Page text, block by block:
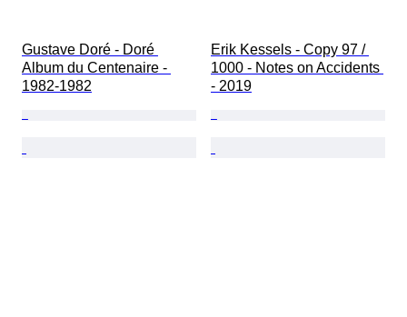
Gustave Doré - Doré
Album du Centenaire -
1982-1982
Erik Kessels - Copy 97 /
1000 - Notes on Accidents
- 2019